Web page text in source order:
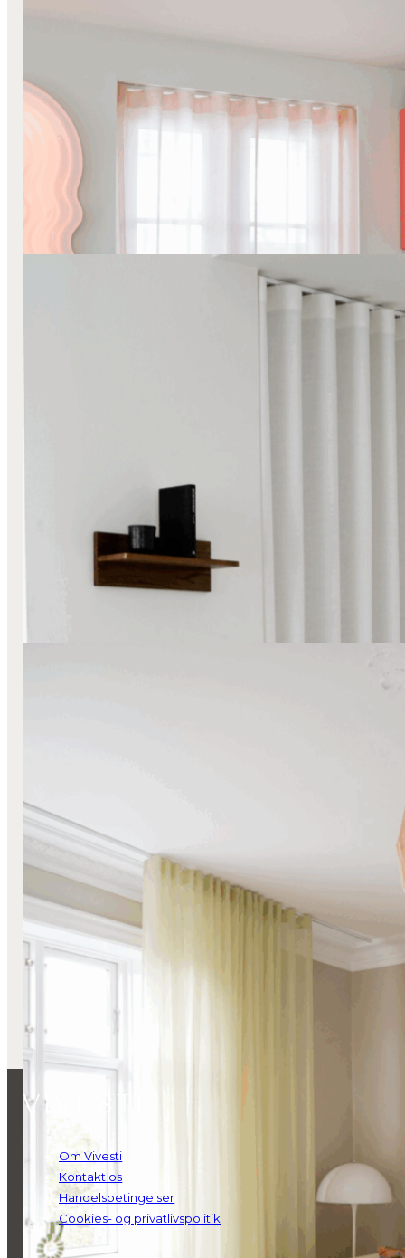
Naturlig varme hos Julie Kriegler
Læs mere
Stilfuld balance hos Nanna Shyama
Farverige Gardiner
Huset i Valby
Læs mere
Kraftige Gardiner Lange Stofgardiner Stofgardiner
Om Vivesti
Kontakt os
Handelsbetingelser
Cookies- og privatlivspolitik